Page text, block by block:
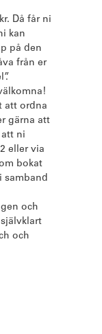
Då får ni
kan
på den
från er
att ordna
gärna att
ni
eller via
bokat
samband
och
och